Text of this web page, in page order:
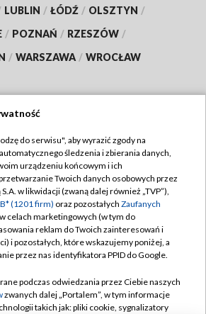
LUBLIN / ŁÓDŹ / OLSZTYN /
/ POZNAŃ / RZESZÓW /
/ WARSZAWA / WROCŁAW
TVP
TVP
Cyfrowa
Regulamin TVP
Polityka prywatności
Moje zgody
Pomoc
Kontakt
do serwisu", aby wyrazić zgody na
śledzenia i zbierania danych,
urządzeniu końcowym i ich
Twoich danych osobowych przez
w likwidacji (zwaną dalej również „TVP”),
(1201 firm) oraz pozostałych Zaufanych
celach marketingowych (w tym do
reklam do Twoich zainteresowań i
i pozostałych, które wskazujemy poniżej, a
przez nas identyfikatora PPID do Google.
podczas odwiedzania przez Ciebie naszych
zwanych dalej „Portalem”, w tym informacje
takich jak: pliki cookie, sygnalizatory